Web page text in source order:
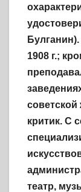
1908 г.;
советской
критик. С
театр,